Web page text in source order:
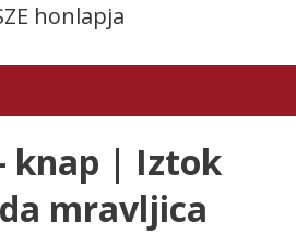
honlapja
knap | Iztok
mravljica